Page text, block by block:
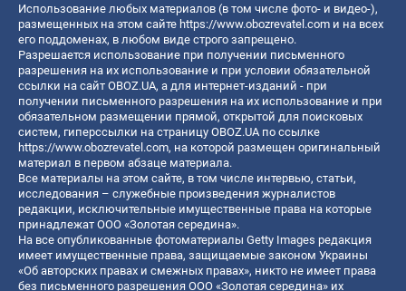
Использование любых материалов (в том числе фото- и видео-),
размещенных на этом сайте https://www.obozrevatel.com и на всех
его поддоменах, в любом виде строго запрещено.
Разрешается использование при получении письменного
разрешения на их использование и при условии обязательной
ссылки на сайт OBOZ.UA, а для интернет-изданий - при
получении письменного разрешения на их использование и при
обязательном размещении прямой, открытой для поисковых
систем, гиперссылки на страницу OBOZ.UA по ссылке
https://www.obozrevatel.com, на которой размещен оригинальный
материал в первом абзаце материала.
Все материалы на этом сайте, в том числе интервью, статьи,
исследования – служебные произведения журналистов
редакции, исключительные имущественные права на которые
принадлежат ООО «Золотая середина».
На все опубликованные фотоматериалы Getty Images редакция
имеет имущественные права, защищаемые законом Украины
«Об авторских правах и смежных правах», никто не имеет права
без письменного разрешения ООО «Золотая середина» их